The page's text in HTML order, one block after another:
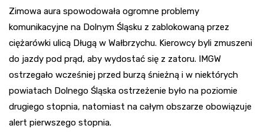
Zimowa aura spowodowała ogromne problemy
komunikacyjne na Dolnym Śląsku z zablokowaną przez
ciężarówki ulicą Długą w Wałbrzychu. Kierowcy byli zmuszeni
do jazdy pod prąd, aby wydostać się z zatoru. IMGW
ostrzegało wcześniej przed burzą śnieżną i w niektórych
powiatach Dolnego Śląska ostrzeżenie było na poziomie
drugiego stopnia, natomiast na całym obszarze obowiązuje
alert pierwszego stopnia.